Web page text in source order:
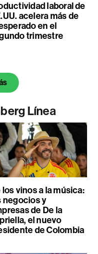
laboral de
acelera más de
en el
trimestre
Línea
los vinos a la música:
negocios y
de De la
el nuevo
de Colombia